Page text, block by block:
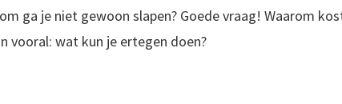
ga je niet gewoon slapen? Goede vraag! Waarom
vooral: wat kun je ertegen doen?